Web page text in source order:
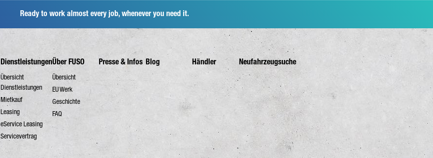
Ready to work almost every job, whenever you need it.
Dienstleistungen
Übersicht
Dienstleistungen
Mietkauf
Leasing
eService Leasing
Servicevertrag
Über FUSO
Übersicht
EU Werk
Geschichte
FAQ
Presse & Infos Blog Händler Neufahrzeugsuche